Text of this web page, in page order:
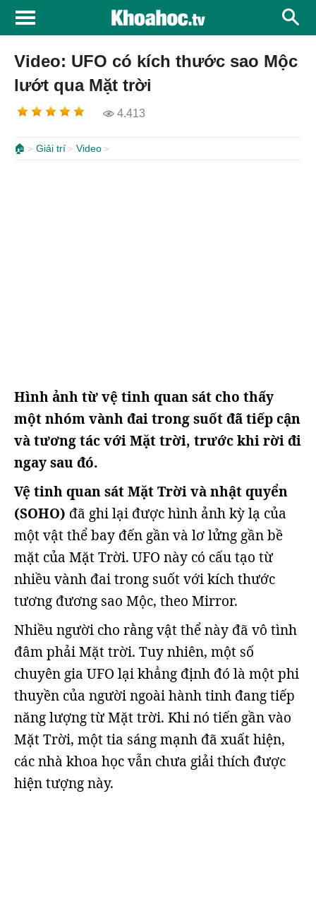
Video: UFO có kích thước sao Mộc
lướt qua Mặt trời
4.413
🏠 Giải trí Video
Hình ảnh từ vệ tinh quan sát cho thấy
một nhóm vành đai trong suốt đã tiếp cận
và tương tác với Mặt trời, trước khi rời đi
ngay sau đó.
Vệ tinh quan sát Mặt Trời và nhật quyển
(SOHO) đã ghi lại được hình ảnh kỳ lạ của
một vật thể bay đến gần và lơ lửng gần bề
mặt của Mặt Trời. UFO này có cấu tạo từ
nhiều vành đai trong suốt với kích thước
tương đương sao Mộc, theo Mirror.
Nhiều người cho rằng vật thể này đã vô tình
đâm phải Mặt trời. Tuy nhiên, một số
chuyên gia UFO lại khẳng định đó là một phi
thuyền của người ngoài hành tinh đang tiếp
năng lượng từ Mặt trời. Khi nó tiến gần vào
Mặt Trời, một tia sáng mạnh đã xuất hiện,
các nhà khoa học vẫn chưa giải thích được
hiện tượng này.